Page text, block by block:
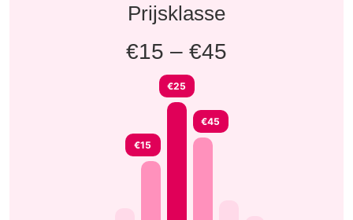
Prijsklasse
€15 – €45
€15
€25
€45